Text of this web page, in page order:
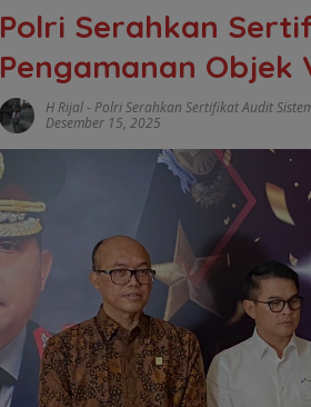
Polri Serahkan
Pengamanan Objek
H Rijal- Polri Serahkan Sertifikat Audit
Desember 15, 2025